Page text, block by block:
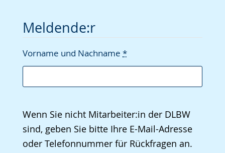
Meldende:r
Vorname und Nachname *
Wenn Sie nicht Mitarbeiter:in der DLBW
sind, geben Sie bitte Ihre E-Mail-Adresse
oder Telefonnummer für Rückfragen an.